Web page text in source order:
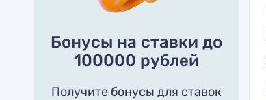
Бонусы на ставки до
100000 рублей
Получите бонусы для ставок